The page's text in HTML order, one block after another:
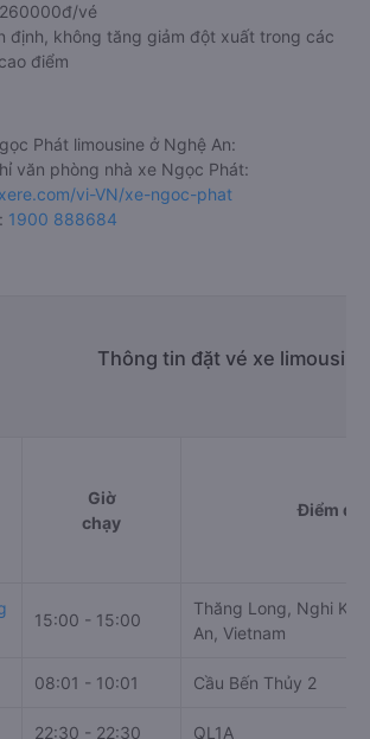
vé
định, không tăng giảm đột xuất trong các
điểm
Phát limousine ở Nghệ An:
văn phòng nhà xe Ngọc Phát:
vi-VN/xe-ngoc-phat
1900 888684
Thông tin đặt vé xe
Giờ
chạy
Điểm đi
15:00 - 15:00
Thăng Long, Nghi
An, Vietnam
08:01 - 10:01 Cầu Bến Thủy 2
22:30 - 22:30 QL1A